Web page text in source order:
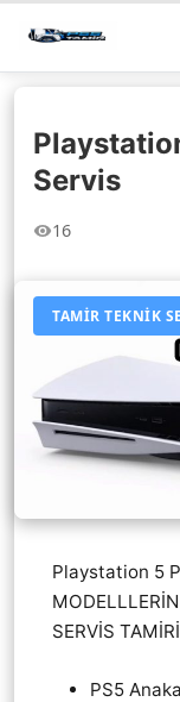
Servis
16
TAMIR TEKNIK
Playstation 5
SERVİS
PS5